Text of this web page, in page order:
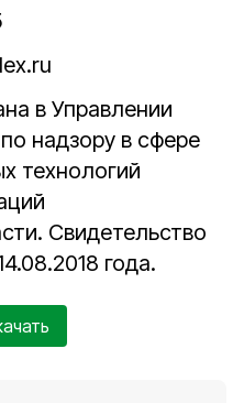
в Управлении
надзору в сфере
технологий
Свидетельство
года.